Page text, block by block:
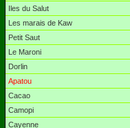
Iles du Salut
Les marais de Kaw
Petit Saut
Le Maroni
Dorlin
Apatou
Cacao
Camopi
Cayenne